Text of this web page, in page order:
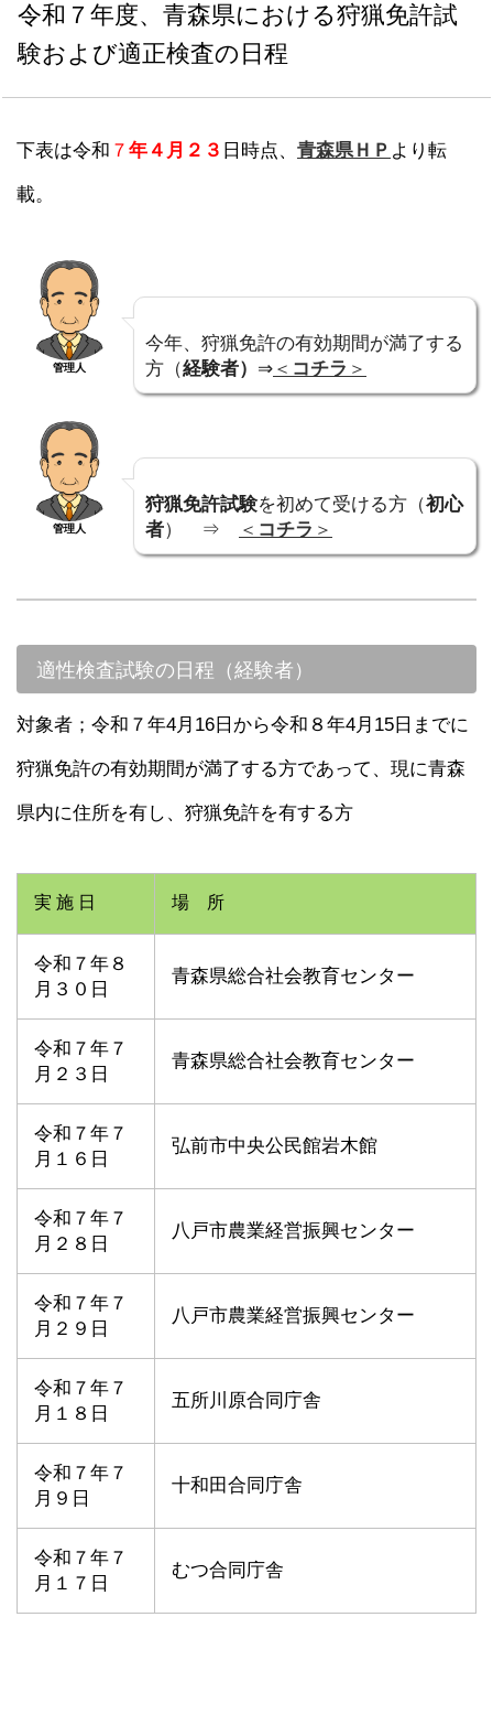
令和７年度、青森県における狩猟免許試
験および適正検査の日程
下表は令和 ７ 年４月２３ 日時点、 青森県ＨＰ より転
載。
管理人
今年、狩猟免許の有効期間が満了する
方（経験者） ⇒ ＜ コチラ ＞
管理人
狩猟免許試験を初めて受ける方（初心
者） ⇒ ＜ コチラ ＞
適性検査試験の日程（経験者）
対象者；令和７年4月16日から令和８年4月15日までに
狩猟免許の有効期間が満了する方であって、現に青森
県内に住所を有し、狩猟免許を有する方
実 施 日 場 所
令和７年８
月３０日
青森県総合社会教育センター
令和７年７
月２３日
青森県総合社会教育センター
令和７年７
月１６日
弘前市中央公民館岩木館
令和７年７
月２８日
八戸市農業経営振興センター
令和７年７
月２９日
八戸市農業経営振興センター
令和７年７
月１８日
五所川原合同庁舎
令和７年７
月９日
十和田合同庁舎
令和７年７
月１７日
むつ合同庁舎